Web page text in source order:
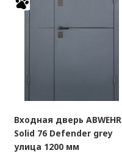
Входная дверь ABWEHR
Solid 76 Defender grey
улица 1200 мм